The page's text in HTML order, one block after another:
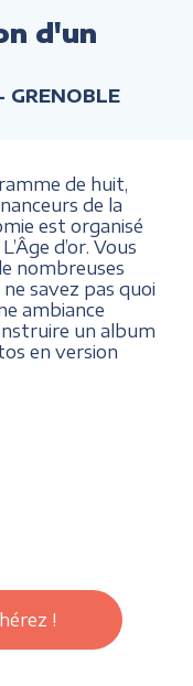
d'un
de huit,
de la
est organisé
d’or. Vous
nombreuses
savez pas quoi
ambiance
un album
en version
!